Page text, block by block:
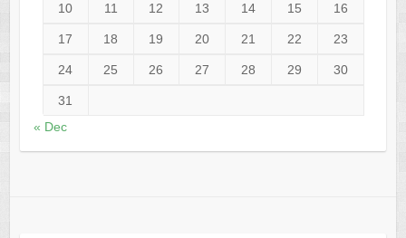
10 11 12 13 14 15 16
17 18 19 20 21 22 23
24 25 26 27 28 29 30
31
« Dec